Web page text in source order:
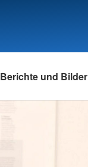
Berichte und Bilder